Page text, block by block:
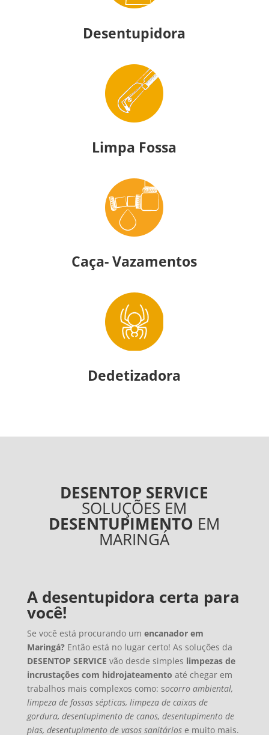
Desentupidora
Limpa Fossa
Caça- Vazamentos
Dedetizadora
DESENTOP SERVICE
SOLUÇÕES EM
DESENTUPIMENTO EM
MARINGÁ
A desentupidora certa para
você!
Se você está procurando um encanador em
Maringá?Então está no lugar certo! As soluções da
DESENTOP SERVICE vão desde simples limpezas de
incrustações com hidrojateamento até chegar em
trabalhos mais complexos como: socorro ambiental,
limpeza de fossas sépticas, limpeza de caixas de
gordura, desentupimento de canos, desentupimento de
pias, desentupimento de vasos sanitáriose muito mais.